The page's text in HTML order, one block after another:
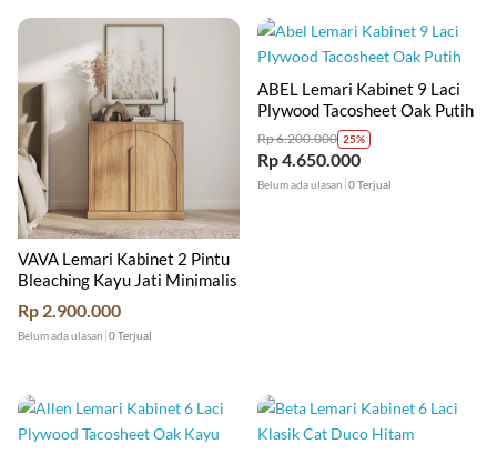
VAVA Lemari Kabinet 2 Pintu
Bleaching Kayu Jati Minimalis
Rp 2.900.000
Belum ada ulasan 0 Terjual
ABEL Lemari Kabinet 9 Laci
Plywood Tacosheet Oak Putih
Rp6.200.000 25%
Rp4.650.000
Belum ada ulasan 0 Terjual